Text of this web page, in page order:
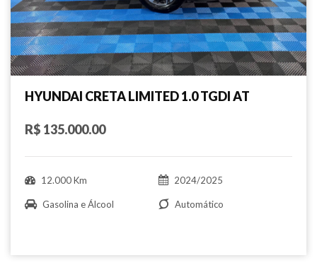
HYUNDAI CRETA LIMITED 1.0 TGDI AT
R$ 135.000.00
12.000 Km 2024/2025
Gasolina e Álcool Automático